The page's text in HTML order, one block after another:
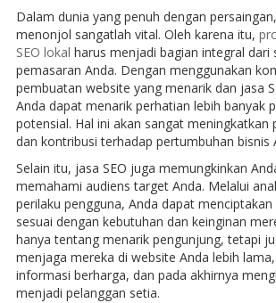
Dalam dunia yang penuh dengan
menonjol sangatlah vital. Oleh karena itu,
SEO lokal harus menjadi bagian integral dari
pemasaran Anda. Dengan menggunakan
pembuatan website yang menarik dan jasa
Anda dapat menarik perhatian lebih banyak
potensial. Hal ini akan sangat meningkatkan
dan kontribusi terhadap pertumbuhan bisnis
Selain itu, jasa SEO juga memungkinkan
memahami audiens target Anda. Melalui
perilaku pengguna, Anda dapat
sesuai dengan kebutuhan dan keinginan
hanya tentang menarik pengunjung, tetapi
menjaga mereka di website Anda lebih
informasi berharga, dan pada akhirnya
menjadi pelanggan setia.